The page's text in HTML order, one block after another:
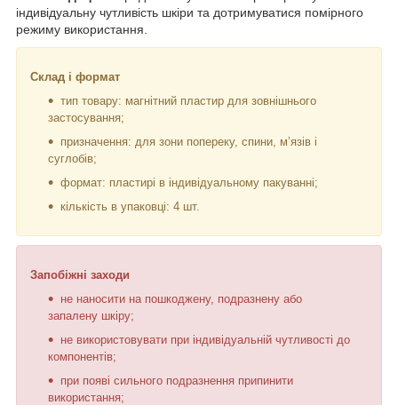
індивідуальну чутливість шкіри та дотримуватися помірного
режиму використання.
Склад і формат
тип товару: магнітний пластир для зовнішнього
застосування;
призначення: для зони попереку, спини, м’язів і
суглобів;
формат: пластирі в індивідуальному пакуванні;
кількість в упаковці: 4 шт.
Запобіжні заходи
не наносити на пошкоджену, подразнену або
запалену шкіру;
не використовувати при індивідуальній чутливості до
компонентів;
при появі сильного подразнення припинити
використання;